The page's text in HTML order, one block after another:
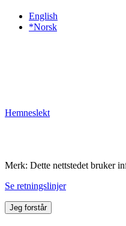
English
*Norsk
Hemneslekt
Merk: Dette nettstedet bruker
Se retningslinjer
Jeg forstår